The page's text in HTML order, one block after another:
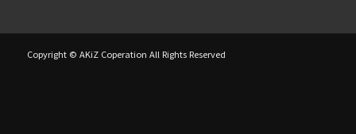
Copyright © AKiZ Coperation All Rights Reserved